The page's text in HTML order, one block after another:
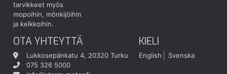
tarvikkeet myös
mopoihin, mönkijöihin
ja kelkkoihin.
OTA YHTEYTTÄ
Lukkosepänkatu 4, 20320 Turku
075 326 5000
KIELI
English Svenska